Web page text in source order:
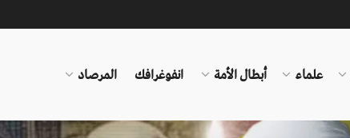
علماء أبطال الأمة انفوغرافك المرصاد